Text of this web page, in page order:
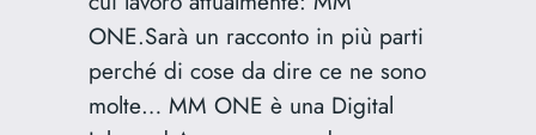
ONE.Sarà un racconto in più parti
perché di cose da dire ce ne sono
molte… MM ONE è una Digital